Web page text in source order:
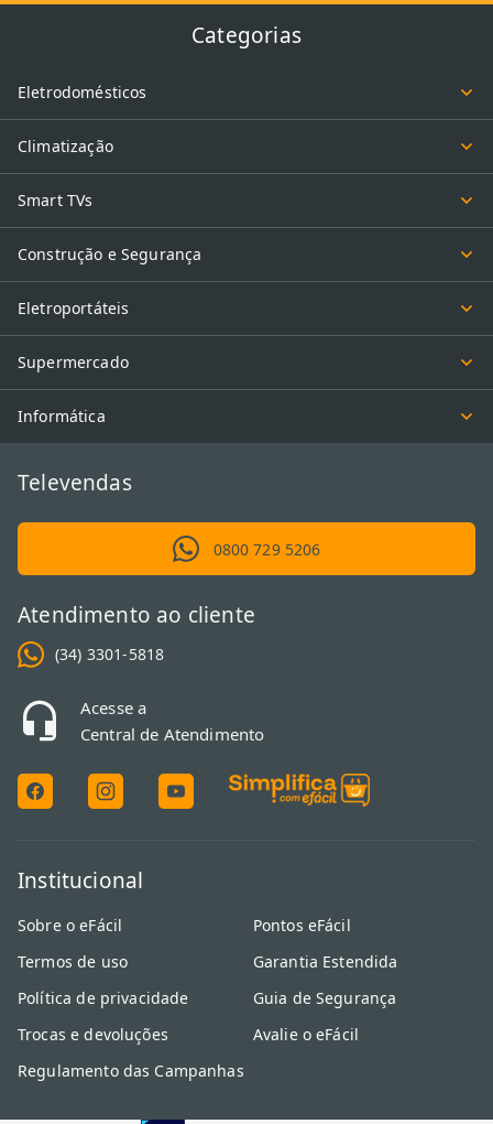
Categorias
Eletrodomésticos
Climatização
Smart TVs
Construção e Segurança
Eletroportáteis
Supermercado
Informática
Televendas
0800 729 5206
Atendimento ao cliente
(34) 3301-5818
Acesse a
Central de Atendimento
Institucional
Sobre o eFácil
Termos de uso
Política de privacidade
Trocas e devoluções
Regulamento das Campanhas
Pontos eFácil
Garantia Estendida
Guia de Segurança
Avalie o eFácil